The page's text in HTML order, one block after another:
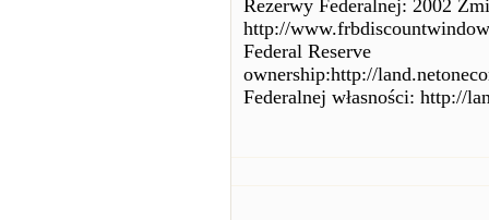
Rezerwy Federalnej: 2002
http://
Federal Reserve
ownership:http://
Federalnej własności: http://